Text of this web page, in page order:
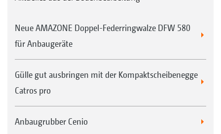
Neue AMAZONE Doppel-Federringwalze DFW 580
für Anbaugeräte
Gülle gut ausbringen mit der Kompaktscheibenegge
Catros pro
Anbaugrubber Cenio